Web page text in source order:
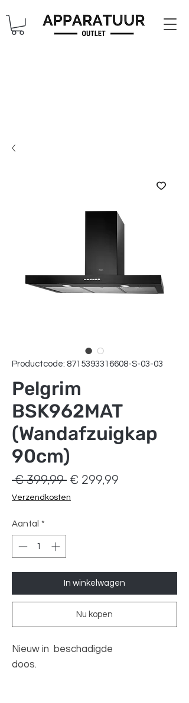
Productcode: 8715393316608-S-03-03
Pelgrim
BSK962MAT
(Wandafzuigkap
90cm)
€ 399,99 Normale
prijs
€ 299,99
Verzendkosten
Aantal *
In winkelwagen
Nu kopen
Nieuw in beschadigde
doos.